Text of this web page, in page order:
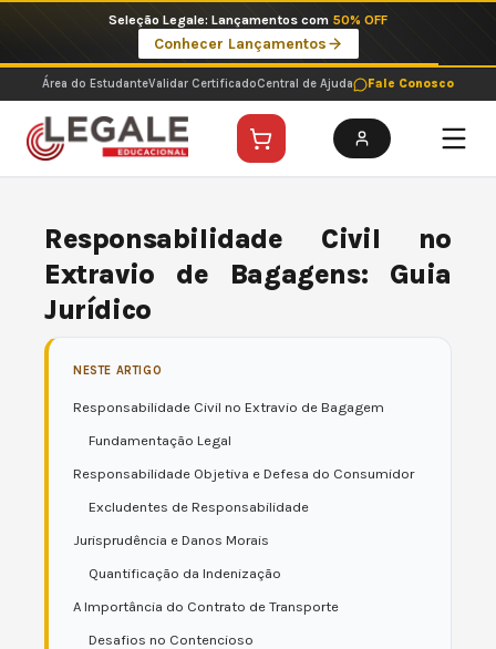
o
conteúdo
Imperdíveis no Pix: Pós Selecionadas a 199 reais no pix em parcela única
Ver ofertas
Área do EstudanteValidar CertificadoCentral de Ajuda Fale Conosco
Responsabilidade Civil no
Extravio de Bagagens: Guia
Jurídico
NESTE ARTIGO
Responsabilidade Civil no Extravio de Bagagem
Fundamentação Legal
Responsabilidade Objetiva e Defesa do Consumidor
Excludentes de Responsabilidade
Jurisprudência e Danos Morais
Quantificação da Indenização
A Importância do Contrato de Transporte
Desafios no Contencioso